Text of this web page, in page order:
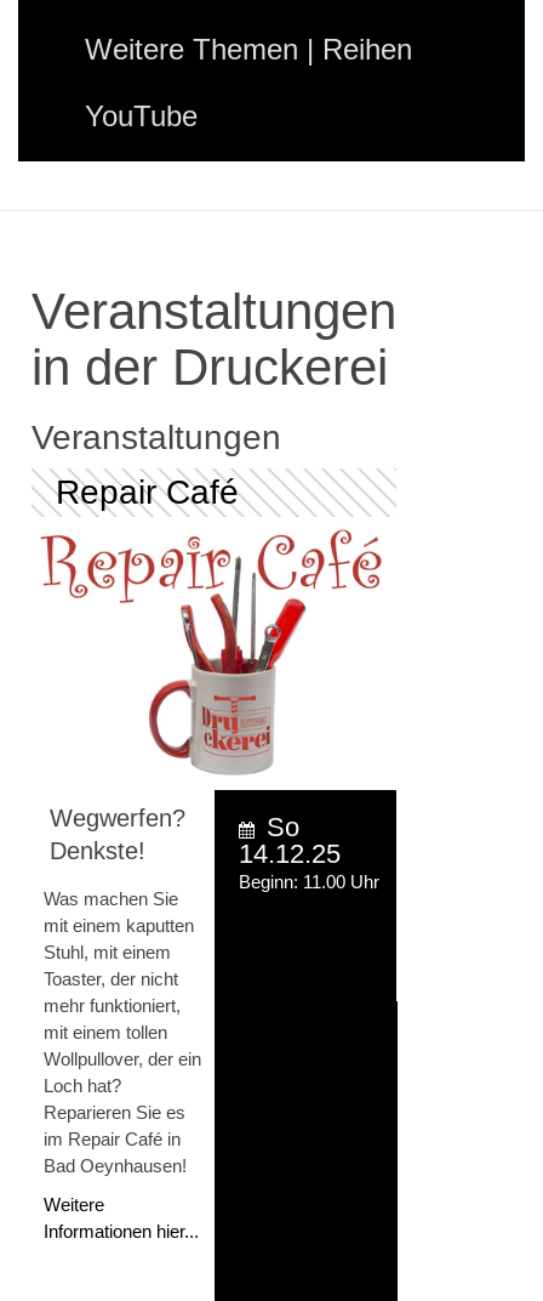
Weitere Themen | Reihen
YouTube
Veranstaltungen
in der Druckerei
Veranstaltungen
Repair Café
Wegwerfen?
Denkste!
Was machen Sie
mit einem kaputten
Stuhl, mit einem
Toaster, der nicht
mehr funktioniert,
mit einem tollen
Wollpullover, der ein
Loch hat?
Reparieren Sie es
im Repair Café in
Bad Oeynhausen!
Weitere
Informationen hier...
So
14.12.25
Beginn: 11.00 Uhr